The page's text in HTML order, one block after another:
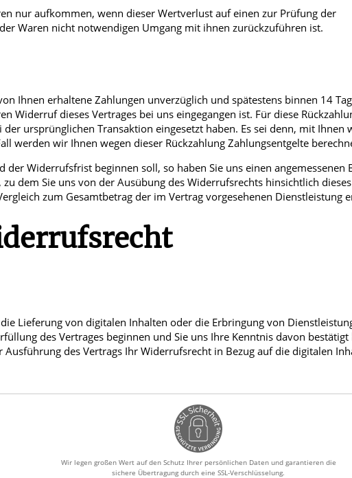
nur aufkommen, wenn dieser Wertverlust auf einen zur Prüfung der
Waren nicht notwendigen Umgang mit ihnen zurückzuführen ist.
Ihnen erhaltene Zahlungen unverzüglich und spätestens binnen 14
Widerruf dieses Vertrages bei uns eingegangen ist. Für diese
ursprünglichen Transaktion eingesetzt haben. Es sei denn, mit Ihnen
werden wir Ihnen wegen dieser Rückzahlung Zahlungsentgelte
der Widerrufsfrist beginnen soll, so haben Sie uns einen angemessenen
dem Sie uns von der Ausübung des Widerrufsrechts hinsichtlich
zum Gesamtbetrag der im Vertrag vorgesehenen Dienstleistung
Lieferung von digitalen Inhalten oder die Erbringung von
des Vertrages beginnen und Sie uns Ihre Kenntnis davon bestätigt
des Vertrags Ihr Widerrufsrecht in Bezug auf die digitalen
Wir legen großen Wert auf den Schutz Ihrer persönlichen Daten und garantieren die
sichere Übertragung durch eine SSL-Verschlüsselung.